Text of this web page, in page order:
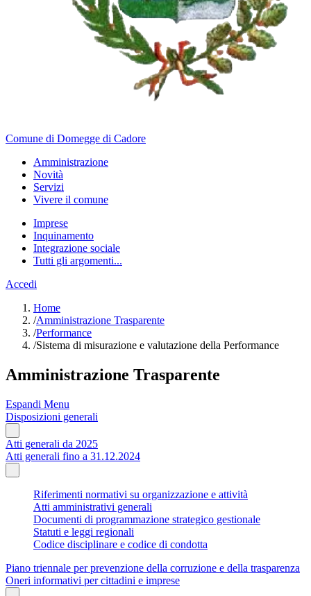
Comune di Domegge di Cadore
Amministrazione
Novità
Servizi
Vivere il comune
Imprese
Inquinamento
Integrazione sociale
Tutti gli argomenti...
Accedi
Home
/Amministrazione Trasparente
/Performance
/Sistema di misurazione e valutazione della Performance
Amministrazione Trasparente
Espandi Menu
Disposizioni generali
Atti generali da 2025
Atti generali fino a 31.12.2024
Riferimenti normativi su organizzazione e attività
Atti amministrativi generali
Documenti di programmazione strategico gestionale
Statuti e leggi regionali
Codice disciplinare e codice di condotta
Piano triennale per prevenzione della corruzione e della trasparenza
Oneri informativi per cittadini e imprese